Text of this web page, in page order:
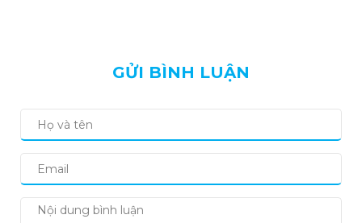
GỬI BÌNH LUẬN